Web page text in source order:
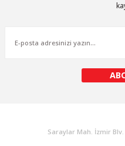
Saraylar Mah. İzmir